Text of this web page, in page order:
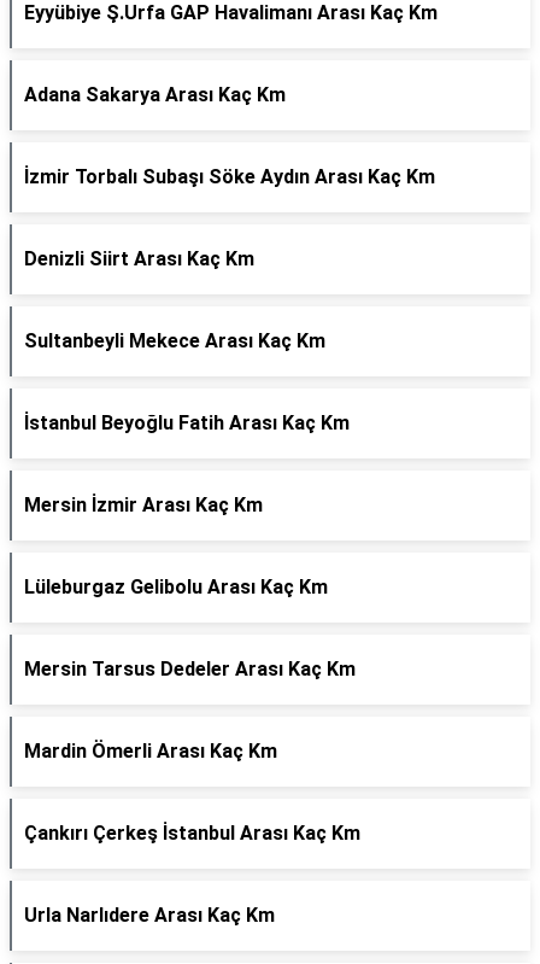
Eyyübiye Ş.Urfa GAP Havalimanı Arası Kaç Km
Adana Sakarya Arası Kaç Km
İzmir Torbalı Subaşı Söke Aydın Arası Kaç Km
Denizli Siirt Arası Kaç Km
Sultanbeyli Mekece Arası Kaç Km
İstanbul Beyoğlu Fatih Arası Kaç Km
Mersin İzmir Arası Kaç Km
Lüleburgaz Gelibolu Arası Kaç Km
Mersin Tarsus Dedeler Arası Kaç Km
Mardin Ömerli Arası Kaç Km
Çankırı Çerkeş İstanbul Arası Kaç Km
Urla Narlıdere Arası Kaç Km